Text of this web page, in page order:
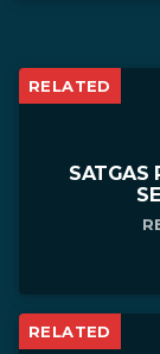
RELATED
SATGAS
RELATED